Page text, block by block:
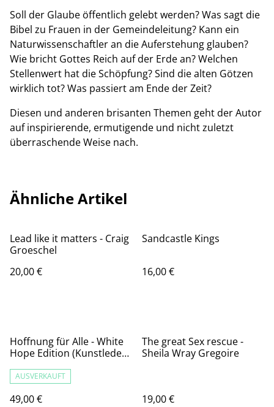
Soll der Glaube öffentlich gelebt werden? Was sagt die
Bibel zu Frauen in der Gemeindeleitung? Kann ein
Naturwissenschaftler an die Auferstehung glauben?
Wie bricht Gottes Reich auf der Erde an? Welchen
Stellenwert hat die Schöpfung? Sind die alten Götzen
wirklich tot? Was passiert am Ende der Zeit?
Diesen und anderen brisanten Themen geht der Autor
auf inspirierende, ermutigende und nicht zuletzt
überraschende Weise nach.
Ähnliche Artikel
Lead like it matters - Craig
Groeschel
20,00 €
Sandcastle Kings
16,00 €
Hoffnung für Alle - White
Hope Edition (Kunstleder
AUSVERKAUFT
49,00 €
The great Sex rescue -
Sheila Wray Gregoire
19,00 €